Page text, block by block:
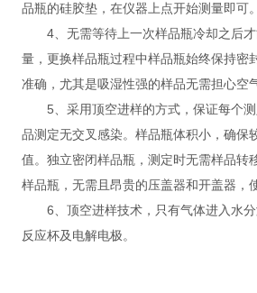
品瓶的硅胶垫，在仪器上点开始测量即可。
4、无需等待上一次样品瓶冷却之后才
量，更换样品瓶过程中样品瓶始终保持密
准确，尤其是吸湿性强的样品无需担心空
5、采用顶空进样的方式，保证每个测
品测定无交叉感染。样品瓶体积小，确保
值。独立密闭样品瓶，测定时无需样品转
样品瓶，无需且昂贵的压盖器和开盖器，
6、顶空进样技术，只有气体进入水分
反应杯及电解电极。